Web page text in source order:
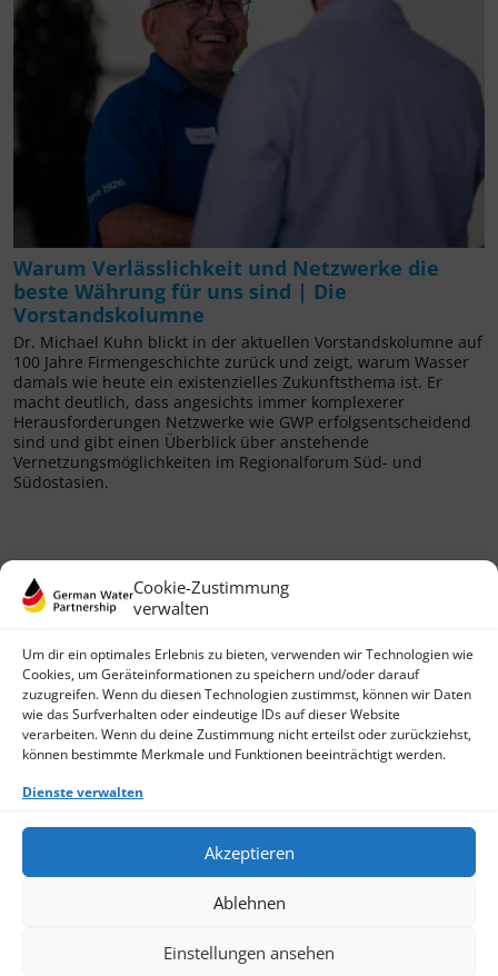
Cookie-Zustimmung
verwalten
Um dir ein optimales Erlebnis zu bieten, verwenden wir Technologien wie
Cookies, um Geräteinformationen zu speichern und/oder darauf
zuzugreifen. Wenn du diesen Technologien zustimmst, können wir Daten
wie das Surfverhalten oder eindeutige IDs auf dieser Website
verarbeiten. Wenn du deine Zustimmung nicht erteilst oder zurückziehst,
können bestimmte Merkmale und Funktionen beeinträchtigt werden.
Dienste verwalten
Akzeptieren
Ablehnen
Einstellungen ansehen
Warum Verlässlichkeit und Netzwerke die
beste Währung für uns sind | Die
Vorstandskolumne
Dr. Michael Kuhn blickt in der aktuellen Vorstandskolumne auf
100 Jahre Firmengeschichte zurück und zeigt, warum Wasser
damals wie heute ein existenzielles Zukunftsthema ist. Er
macht deutlich, dass angesichts immer komplexerer
Herausforderungen Netzwerke wie GWP erfolgsentscheidend
sind und gibt einen Überblick über anstehende
Vernetzungsmöglichkeiten im Regionalforum Süd- und
Südostasien.
German Water Partnership e.V.
Invalidenstraße 91
D-10115 Berlin
Login
Impressum
Cookie-Richtlinie (EU)